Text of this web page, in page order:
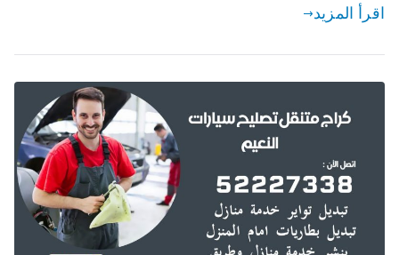
اقرأ المزيد